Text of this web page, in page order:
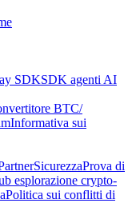
SDKSDK agenti AI
BTC/
Informativa sui
SicurezzaProva di
esplorazione crypto-
Politica sui conflitti di